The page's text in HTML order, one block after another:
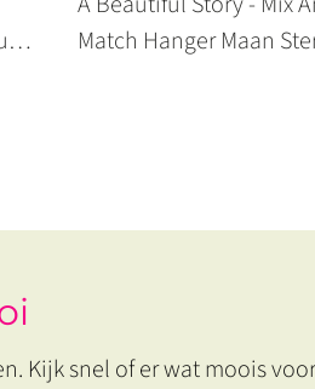
Match Hanger Maan
Kijk snel of er wat moois